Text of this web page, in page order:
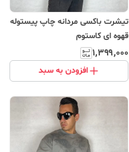
تیشرت باکسی مردانه چاپ پیستوله
قهوه ای کاستوم
۱٬۳۹۹٬۰۰۰
افزودن به سبد